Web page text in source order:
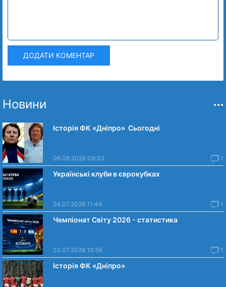
ДОДАТИ КОМЕНТАР
Новини
Історія ФК «Дніпро» Сьогодні
06.08.2026 09:33 1
Українські клуби в єврокубках
24.07.2026 11:44 1
Чемпіонат Світу 2026 - статистика
23.07.2026 10:56 1
Історія ФК «Дніпро»